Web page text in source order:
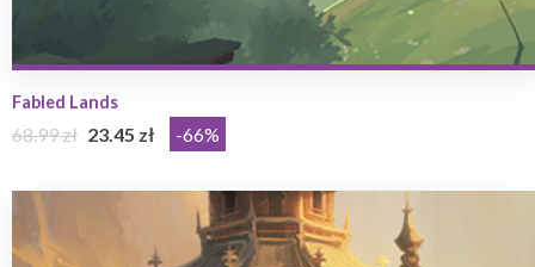
Fabled Lands
68.99 zł 23.45 zł -66%